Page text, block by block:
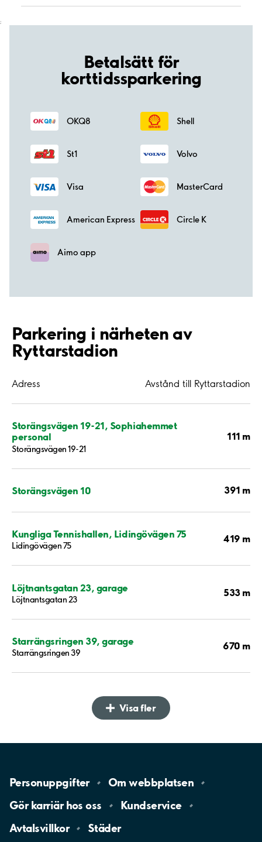
;
Betalsätt för
korttidssparkering
OKQ8 Shell
St1 Volvo
Visa MasterCard
American Express Circle K
Aimo app
Parkering i närheten av
Ryttarstadion
Adress Avstånd till Ryttarstadion
Storängsvägen 19-21, Sophiahemmet
personal
Storängsvägen 19-21
111 m
Storängsvägen 10 391 m
Kungliga Tennishallen, Lidingövägen 75
Lidingövägen 75
419 m
Löjtnantsgatan 23, garage
Löjtnantsgatan 23
533 m
Starrängsringen 39, garage
Starrängsringen 39
670 m
Visa fler
Personuppgifter Omwebbplatsen
Gör karriär hososs
Kundservice
Avtalsvillkor
Städer